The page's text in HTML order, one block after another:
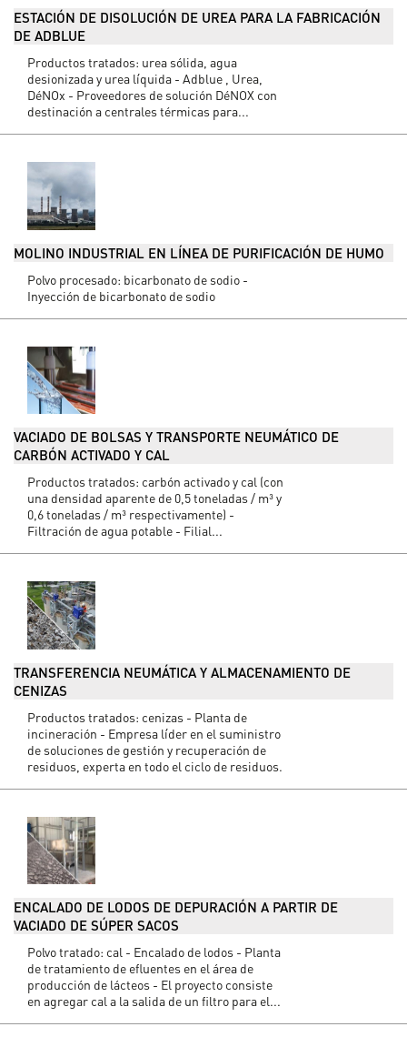
ESTACIÓN DE DISOLUCIÓN DE UREA PARA LA FABRICACIÓN
DE ADBLUE
Productos tratados: urea sólida, agua
desionizada y urea líquida - Adblue , Urea,
DéNOx - Proveedores de solución DéNOX con
destinación a centrales térmicas para...
MOLINO INDUSTRIAL EN LÍNEA DE PURIFICACIÓN DE HUMO
Polvo procesado: bicarbonato de sodio -
Inyección de bicarbonato de sodio
VACIADO DE BOLSAS Y TRANSPORTE NEUMÁTICO DE
CARBÓN ACTIVADO Y CAL
Productos tratados: carbón activado y cal (con
una densidad aparente de 0,5 toneladas / m³ y
0,6 toneladas / m³ respectivamente) -
Filtración de agua potable - Filial...
TRANSFERENCIA NEUMÁTICA Y ALMACENAMIENTO DE
CENIZAS
Productos tratados: cenizas - Planta de
incineración - Empresa líder en el suministro
de soluciones de gestión y recuperación de
residuos, experta en todo el ciclo de residuos.
ENCALADO DE LODOS DE DEPURACIÓN A PARTIR DE
VACIADO DE SÚPER SACOS
Polvo tratado: cal - Encalado de lodos - Planta
de tratamiento de efluentes en el área de
producción de lácteos - El proyecto consiste
en agregar cal a la salida de un filtro para el...